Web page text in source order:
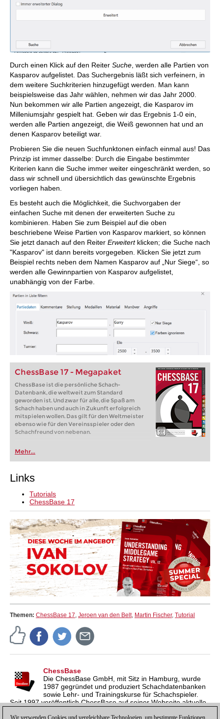
Durch einen Klick auf den Reiter Suche, werden alle Partien von
Kasparov aufgelistet. Das Suchergebnis läßt sich verfeinern, in
dem weitere Suchkriterien hinzugefügt werden. Man kann
beispielsweise das Jahr wählen, nehmen wir das Jahr 2000.
Nun bekommen wir alle Partien angezeigt, die Kasparov im
Milleniumsjahr gespielt hat. Geben wir das Ergebnis 1-0 ein,
werden alle Partien angezeigt, die Weiß gewonnen hat und an
denen Kasparov beteiligt war.
Probieren Sie die neuen Suchfunktonen einfach einmal aus! Das
Prinzip ist immer dasselbe: Durch die Eingabe bestimmter
Kriterien kann die Suche immer weiter eingeschränkt werden, so
dass wir schnell und übersichtlich das gewünschte Ergebnis
vorliegen haben.
Es besteht auch die Möglichkeit, die Suchvorgaben der
einfachen Suche mit denen der erweiterten Suche zu
kombinieren. Haben Sie zum Beispiel auf die oben
beschriebene Weise Partien von Kasparov markiert, so können
Sie jetzt danach auf den Reiter Erweitert klicken; die Suche nach
"Kasparov" ist dann bereits vorgegeben. Klicken Sie jetzt zum
Beispiel rechts neben dem Namen Kasparov auf „Nur Siege“, so
werden alle Gewinnpartien von Kasparov aufgelistet,
unabhängig von der Farbe.
ChessBase 17 - Megapaket
ChessBase ist die persönliche Schach-
Datenbank, die weltweit zum Standard
geworden ist. Und zwar für alle, die Spaß am
Schach haben und auch in Zukunft erfolgreich
mitspielen wollen. Das gilt für den Weltmeister
ebenso wie für den Vereinsspieler oder den
Schachfreund von nebenan.
Mehr...
Links
Tutorials
ChessBase 17
Themen: ChessBase 17, Jeroen van den Belt, Martin Fischer, Tutorial
ChessBase
Die ChessBase GmbH, mit Sitz in Hamburg, wurde
1987 gegründet und produziert Schachdatenbanken
sowie Lehr- und Trainingskurse für Schachspieler.
Seit 1997 veröffentlich ChessBase auf seiner Webseite aktuelle
Wir verwenden Cookies und vergleichbare Technologien, um bestimmte Funktionen